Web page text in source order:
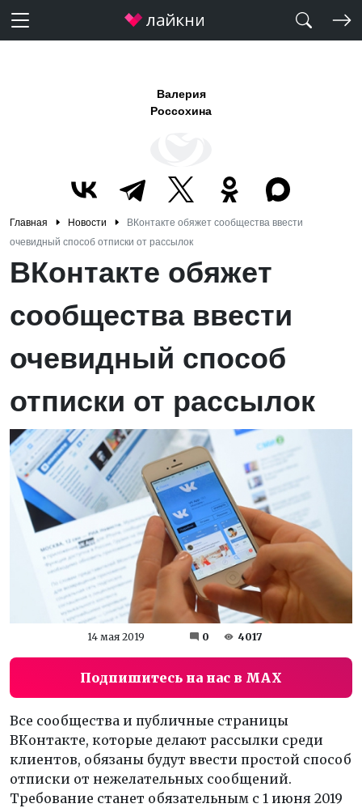
Валерия
Россохина
Главная Новости
ВКонтакте обяжет сообщества ввести
очевидный способ отписки от рассылок
ВКонтакте обяжет
сообщества ввести
очевидный способ
отписки от рассылок
14 мая 2019 0 4017
Подпишитесь на нас в MAX
Все сообщества и публичные страницы
ВКонтакте, которые делают рассылки среди
клиентов, обязаны будут ввести простой способ
отписки от нежелательных сообщений.
Требование станет обязательным с 1 июня 2019